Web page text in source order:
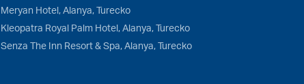
Meryan Hotel, Alanya, Turecko
Kleopatra Royal Palm Hotel, Alanya, Turecko
Senza The Inn Resort & Spa, Alanya, Turecko